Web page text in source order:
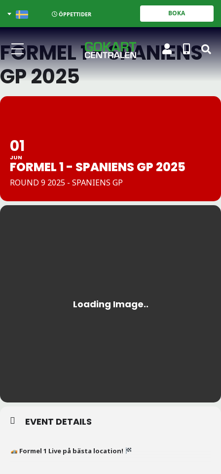
ÖPPETTIDER BOKA
FORMEL 1 - SPANIENS
GP 2025
01
JUN
FORMEL 1 - SPANIENS GP 2025
ROUND 9 2025 - SPANIENS GP
EVENT DETAILS
Formel 1 Live på bästa location!